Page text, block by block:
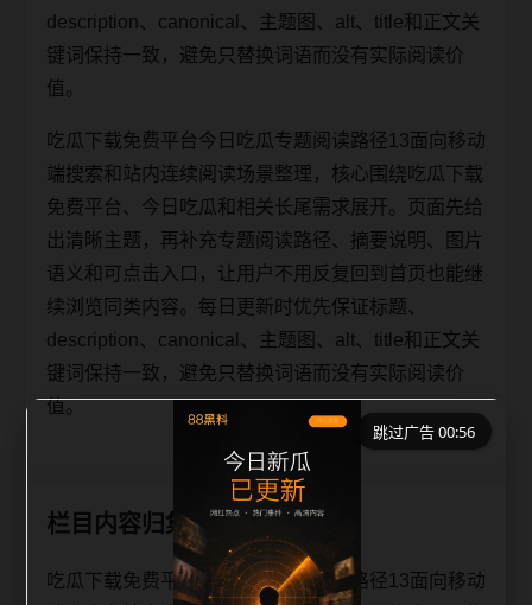
description、canonical、主题图、alt、title和正文关
键词保持一致，避免只替换词语而没有实际阅读价
值。
吃瓜下载免费平台今日吃瓜专题阅读路径13面向移动
端搜索和站内连续阅读场景整理，核心围绕吃瓜下载
免费平台、今日吃瓜和相关长尾需求展开。页面先给
出清晰主题，再补充专题阅读路径、摘要说明、图片
语义和可点击入口，让用户不用反复回到首页也能继
续浏览同类内容。每日更新时优先保证标题、
description、canonical、主题图、alt、title和正文关
键词保持一致，避免只替换词语而没有实际阅读价
值。
栏目内容归集
吃瓜下载免费平台今日吃瓜专题阅读路径13面向移动
跳过广告 00:56